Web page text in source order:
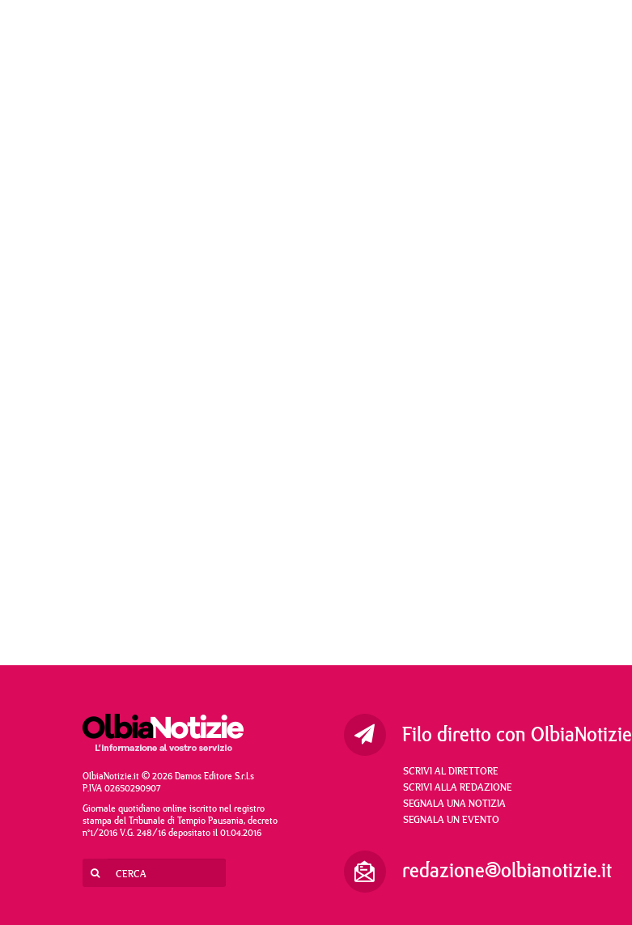
OlbiaNotizie.it © 2026 Damos Editore S.r.l.s
P.IVA 02650290907
Giornale quotidiano online iscritto nel registro
stampa del Tribunale di Tempio Pausania, decreto
n°1/2016 V.G. 248/16 depositato il 01.04.2016
Filo diretto con OlbiaNotizie
SCRIVI AL DIRETTORE
SCRIVI ALLA REDAZIONE
SEGNALA UNA NOTIZIA
SEGNALA UN EVENTO
redazione@olbianotizie.it